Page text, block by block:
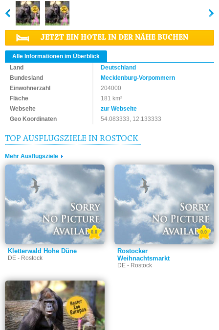
JETZT EIN HOTEL IN DER NÄHE BUCHEN
Alle Informationen im Überblick
Land
Deutschland
Bundesland
Mecklenburg-Vorpommern
Einwohnerzahl
204000
Fläche
181 km²
Webseite
zur Webseite
Geo Koordinaten
54.083333, 12.133333
TOP AUSFLUGSZIELE IN ROSTOCK
Mehr Ausflugsziele
Kletterwald Hohe Düne
DE - Rostock
0.0
Rostocker
Weihnachtsmarkt
DE - Rostock
0.0